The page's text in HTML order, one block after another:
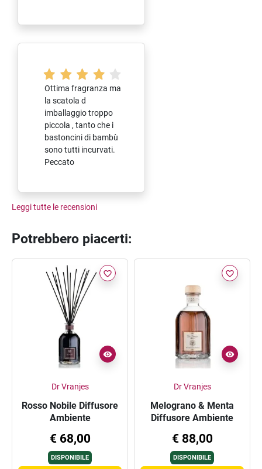
Ottima fragranza ma
la scatola d
imballaggio troppo
piccola , tanto che i
bastoncini di bambù
sono tutti incurvati.
Peccato
Leggi tutte le recensioni
Potrebbero piacerti:
favorite_border
Dr Vranjes
Rosso Nobile Diffusore
Ambiente
€ 68,00
DISPONIBILE
favorite_border
Dr Vranjes
Melograno & Menta
Diffusore Ambiente
€ 88,00
DISPONIBILE